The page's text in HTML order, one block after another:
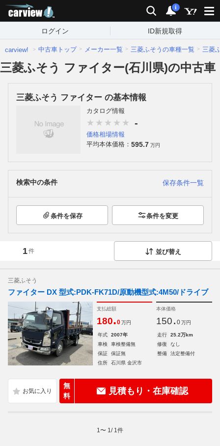
検索 通知
i
ログイン ID新規取得
carview! 中古車トップ メーカー一覧 三菱ふそうの車種一覧 三菱
三菱ふそう ファイター(石川県)の中古車
三菱ふそう ファイター の基本情報
カタログ情報
-
価格相場情報
平均本体価格： 595.7 万円
検索中の条件 保存条件一覧
条件を保存 条件を変更
1件 並び替え
三菱ふそう
ファイター DX 型式:PDK-FK71D/原動機型式:4M50/ドライブ
支払総額
180.0 万円
本体価格
150. 0 万円
年式 2007年 走行
25.2万km
車検
車検整備無 修復
なし
保証
保証無 整備
法定整備付
住所
石川県 金沢市
無
料
見積もり・在庫確認
1 〜 1 / 1 件